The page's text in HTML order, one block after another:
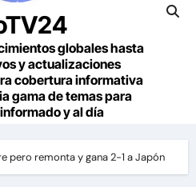
globales hasta
y actualizaciones
cobertura informativa
gama de temas para
y al día
pero remonta y gana 2-1 a Japón